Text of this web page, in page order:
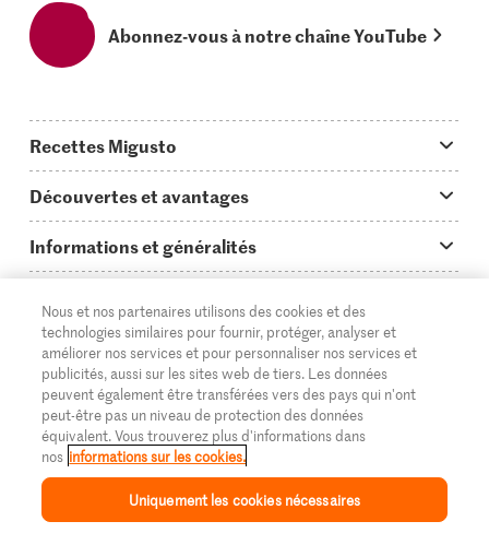
Abonnez-vous à notre chaîne YouTube
Recettes Migusto
Idées de menus
Plats principaux
Simple & vite prêt
Apéritif
Préparations au four
Enfants & famille
Toutes les recettes
Découvertes et avantages
On en parle...
Tutoriels
Glossaire des ingrédients
Login Migusto
Magazine Migusto
Informations et généralités
Questions concernant Migusto
Cuisiner avec Migusto
Service clientèle & contact
Publicité
Impressum
Mentions légales
Supermarché
Migros Online
À propos de Migros
Magasins
Cumulus
© 2026 La Fédération des coopératives Migros
DE FR IT
Nous et nos partenaires utilisons des cookies et des
technologies similaires pour fournir, protéger, analyser et
améliorer nos services et pour personnaliser nos services et
publicités, aussi sur les sites web de tiers. Les données
peuvent également être transférées vers des pays qui n'ont
peut-être pas un niveau de protection des données
équivalent. Vous trouverez plus d'informations dans
nos informations sur les cookies.
Uniquement les cookies nécessaires